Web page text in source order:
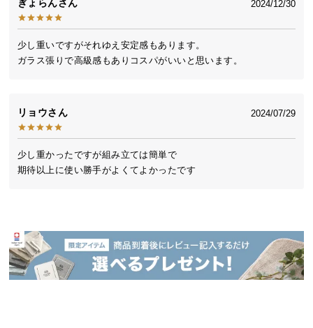
送
料
に
つ
大
型
商
品
に
つ
い
ぎょらん 2024/12/30
少し重いですがそれゆえ安定感もあります。
ガラス張りで高級感もありコスパがいいと思います。
リョウ 2024/07/29
少し重かったですが組み立ては簡単で
期待以上に使い勝手がよくてよかったです